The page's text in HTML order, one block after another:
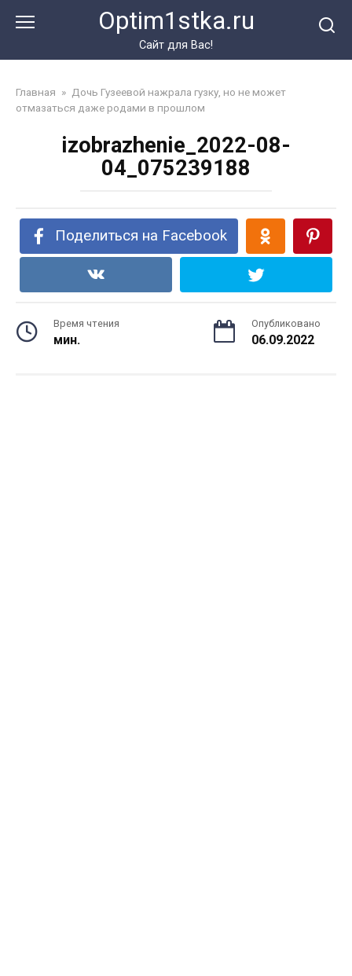
Optim1stka.ru
Сайт для Вас!
Главная » Дочь Гузеевой нажрала гузку, но не может
отмазаться даже родами в прошлом
izobrazhenie_2022-08-
04_075239188
Поделиться на Facebook
Время чтения
мин.
Опубликовано
06.09.2022